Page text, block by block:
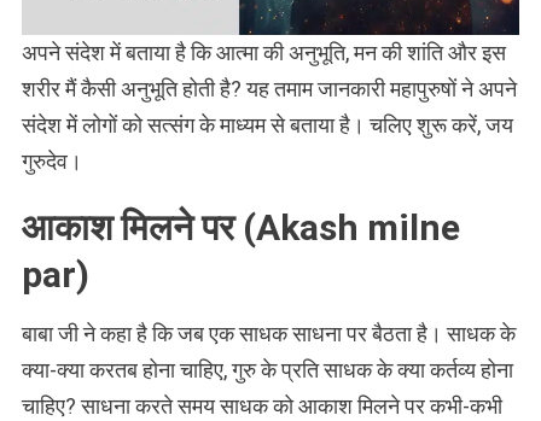
अपने संदेश में बताया है कि आत्मा की अनुभूति, मन की शांति और इस
शरीर मैं कैसी अनुभूति होती है? यह तमाम जानकारी महापुरुषों ने अपने
संदेश में लोगों को सत्संग के माध्यम से बताया है। चलिए शुरू करें, जय
गुरुदेव।
आकाश मिलने पर (Akash milne
par)
बाबा जी ने कहा है कि जब एक साधक साधना पर बैठता है। साधक के
क्या-क्या करतब होना चाहिए, गुरु के प्रति साधक के क्या कर्तव्य होना
चाहिए? साधना करते समय साधक को आकाश मिलने पर कभी-कभी